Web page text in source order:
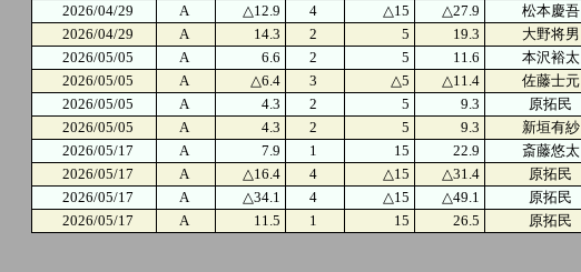
2026/04/29
A △12.9 4 △15 △27.9 松本慶吾
2026/04/29
A 14.3 2 5 19.3 大野将男
2026/05/05
A 6.6 2 5 11.6 本沢裕太
2026/05/05
A △6.4 3 △5 △11.4 佐藤士元
2026/05/05
A 4.3 2 5 9.3 原拓民
2026/05/05
A 4.3 2 5 9.3 新垣有紗
2026/05/17
A 7.9 1 15 22.9 斎藤悠太
2026/05/17
A △16.4 4 △15 △31.4 原拓民
2026/05/17
A △34.1 4 △15 △49.1 原拓民
2026/05/17
A 11.5 1 15 26.5 原拓民